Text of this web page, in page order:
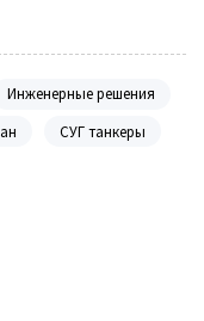
Инженерные решения
СУГ танкеры